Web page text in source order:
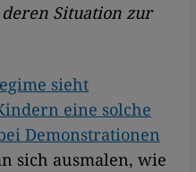
Situation zur
sieht
eine solche
Demonstrationen
sich ausmalen, wie